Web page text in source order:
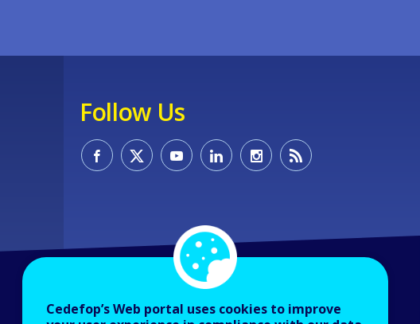
Follow Us
Cedefop’s Web portal uses cookies to improve